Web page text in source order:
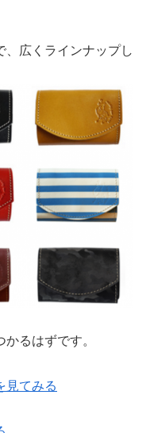
、広くラインナップし
るはずです。
見てみる